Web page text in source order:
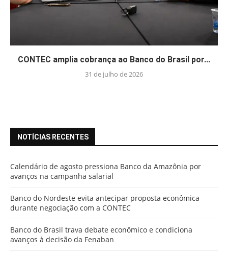
CONTEC amplia cobrança ao Banco do Brasil por...
31 de julho de 2026
NOTÍCIAS RECENTES
Calendário de agosto pressiona Banco da Amazônia por
avanços na campanha salarial
Banco do Nordeste evita antecipar proposta econômica
durante negociação com a CONTEC
Banco do Brasil trava debate econômico e condiciona
avanços à decisão da Fenaban